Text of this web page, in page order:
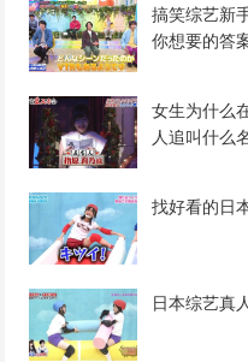
搞笑综艺新
你想要的答
女生为什么
人追叫什么
找好看的日
日本综艺真